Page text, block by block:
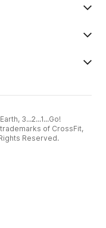
3...2...1...Go!
of CrossFit,
Reserved.